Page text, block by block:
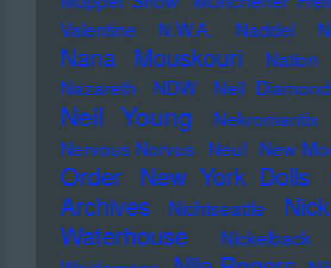
Valentine
N.W.A. Naddel
Nana Mouskouri
Nazareth
NDW Neil Diamond
Neil Young Nekromantix
Nervous Norvus Neu! New
Order New York Dolls
Archives
Nichtseattle
Waterhouse
Nickelback